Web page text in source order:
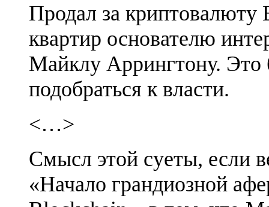
Продал за криптовалюту
квартир основателю
Майклу Аррингтону.
подобраться к власти.
<…>
Смысл этой суеты, если
«Начало грандиозной